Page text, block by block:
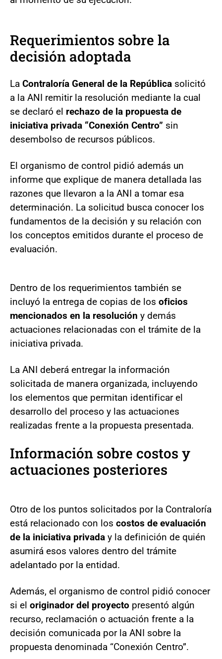
Requerimientos sobre la
decisión adoptada
La Contraloría General de la República solicitó
a la ANI remitir la resolución mediante la cual
se declaró el rechazo de la propuesta de
iniciativa privada “Conexión Centro” sin
desembolso de recursos públicos.
El organismo de control pidió además un
informe que explique de manera detallada las
razones que llevaron a la ANI a tomar esa
determinación. La solicitud busca conocer los
fundamentos de la decisión y su relación con
los conceptos emitidos durante el proceso de
evaluación.
Dentro de los requerimientos también se
incluyó la entrega de copias de los oficios
mencionados en la resolución y demás
actuaciones relacionadas con el trámite de la
iniciativa privada.
La ANI deberá entregar la información
solicitada de manera organizada, incluyendo
los elementos que permitan identificar el
desarrollo del proceso y las actuaciones
realizadas frente a la propuesta presentada.
Información sobre costos y
actuaciones posteriores
Otro de los puntos solicitados por la Contraloría
está relacionado con los costos de evaluación
de la iniciativa privada y la definición de quién
asumirá esos valores dentro del trámite
adelantado por la entidad.
Además, el organismo de control pidió conocer
si el originador del proyecto presentó algún
recurso, reclamación o actuación frente a la
decisión comunicada por la ANI sobre la
propuesta denominada “Conexión Centro”.